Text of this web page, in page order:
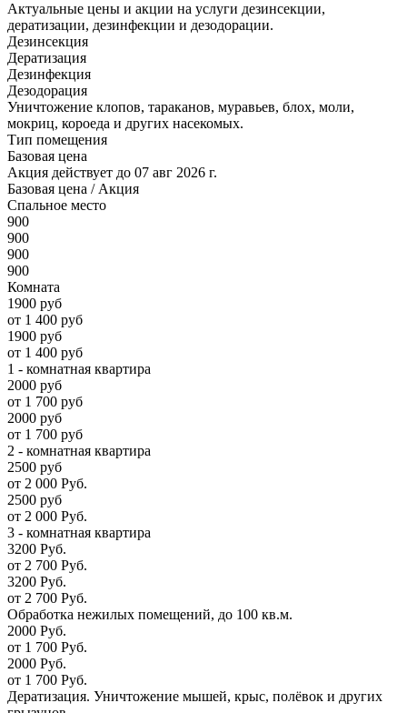
Актуальные цены и акции на услуги дезинсекции,
дератизации, дезинфекции и дезодорации.
Дезинсекция
Дератизация
Дезинфекция
Дезодорация
Уничтожение клопов, тараканов, муравьев, блох, моли,
мокриц, короеда и других насекомых.
Тип помещения
Базовая цена
Акция действует до 07 авг 2026 г.
Базовая цена / Акция
Спальное место
900
900
900
900
Комната
1900 руб
от 1 400 руб
1900 руб
от 1 400 руб
1 - комнатная квартира
2000 руб
от 1 700 руб
2000 руб
от 1 700 руб
2 - комнатная квартира
2500 руб
от 2 000 Руб.
2500 руб
от 2 000 Руб.
3 - комнатная квартира
3200 Руб.
от 2 700 Руб.
3200 Руб.
от 2 700 Руб.
Обработка нежилых помещений, до 100 кв.м.
2000 Руб.
от 1 700 Руб.
2000 Руб.
от 1 700 Руб.
Дератизация. Уничтожение мышей, крыс, полёвок и других